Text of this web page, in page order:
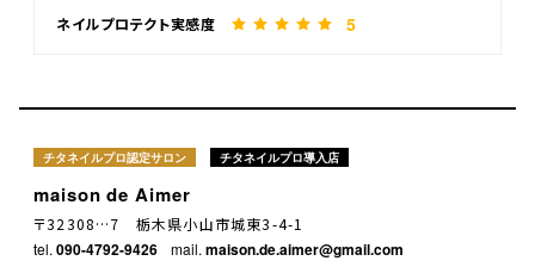
ネイルプロテクト実感度 5
チタネイルプロ認定サロン チタネイルプロ導入店
maison de Aimer
〒32308…7 栃木県小山市城東3-4-1
tel. 090-4792-9426 mail. maison.de.aimer@gmail.com